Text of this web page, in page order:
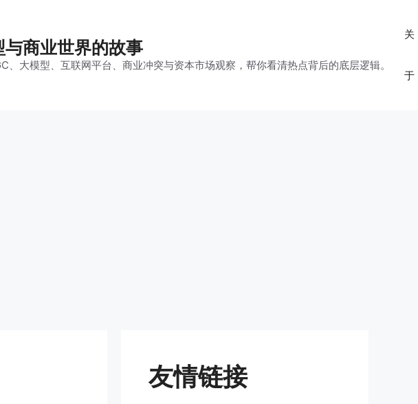
商业世界的故事
、大模型、互联网平台、商业冲突与资本市场观察，帮你看清热点背后的底层逻辑。
关
于
友情链接